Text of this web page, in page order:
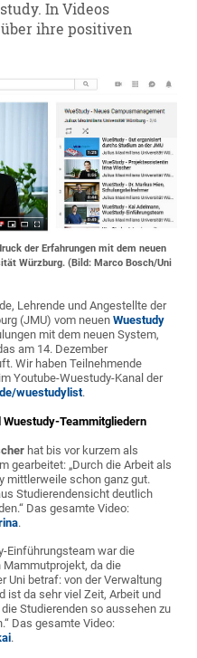
In Videos
ihre positiven
der Erfahrungen mit dem neuen
Würzburg. (Bild: Marco Bosch/Uni
Lehrende und Angestellte der
(JMU) vom neuenWuestudy
mit dem neuen System,
am 14. Dezember
Wir haben Teilnehmende
Youtube-Wuestudy-Kanal der
wuestudylist.
Teammitgliedern
hat bis vor kurzem als
gearbeitet: „Durch die Arbeit als
mittlerweile schon ganz gut.
Studierendensicht deutlich
Das gesamte Video:
.
Einführungsteam war die
Mammutprojekt, da die
Uni betraf: von der Verwaltung
ist da sehr viel Zeit, Arbeit und
Studierenden so aussehen zu
Das gesamte Video:
.